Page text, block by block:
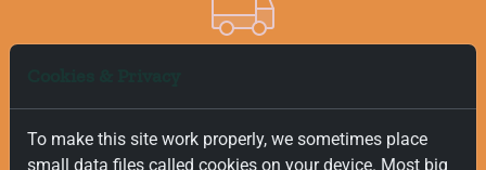
Ние ценим вашето време и за това предлагаме бърза и
To make this site work properly, we sometimes place
small data files called cookies on your device. Most big